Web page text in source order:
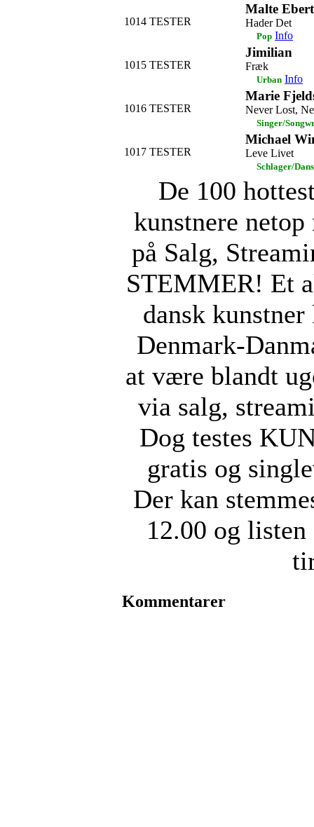
1014 TESTER
Malte Ebert
Hader Det
Pop Info
1015 TESTER
Jimilian
Fræk
Urban Info
1016 TESTER
Marie
Never Lost,
Singer/
1017 TESTER
Michael
Leve Livet
Schlager/
De 100
kunstnere
på Salg,
STEMMER! Et
dansk
Denmark-
at være blandt
via salg,
Dog testes
gratis og
Der kan
12.00 og
Kommentarer